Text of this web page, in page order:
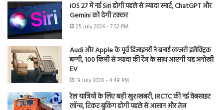
iOS 27 में नई Siri होगी पहले से ज्यादा स्मार्ट, ChatGPT और
Gemini को देगी टक्कर
25 July 2026 - 7:52 PM
Audi और Apple के पूर्व डिजाइनरों ने बनाई लग्जरी इलेक्ट्रिक
बग्गी, 100 किमी से ज्यादा की रेंज के साथ आएगी यह अनोखी
EV
19 July 2026 - 4:48 PM
रेल यात्रियों के लिए बड़ी खुशखबरी, IRCTC की नई वेबसाइट
लॉन्च, टिकट बुकिंग होगी पहले से आसान और तेज